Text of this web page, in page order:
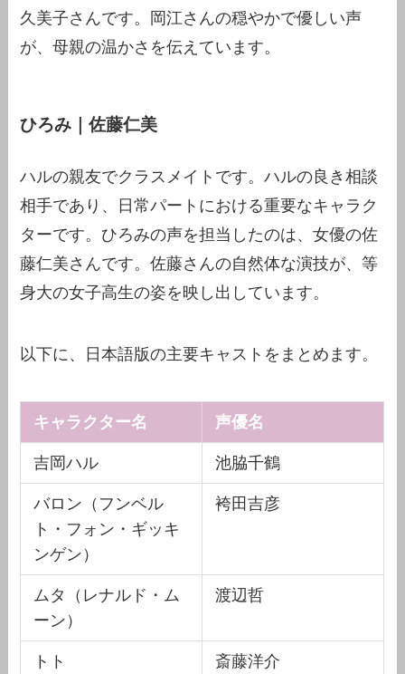
久美子さんです。岡江さんの穏やかで優しい声
が、母親の温かさを伝えています。
ひろみ｜佐藤仁美
ハルの親友でクラスメイトです。ハルの良き相談
相手であり、日常パートにおける重要なキャラク
ターです。ひろみの声を担当したのは、女優の佐
藤仁美さんです。佐藤さんの自然体な演技が、等
身大の女子高生の姿を映し出しています。
以下に、日本語版の主要キャストをまとめます。
キャラクター名 声優名
吉岡ハル 池脇千鶴
バロン（フンベル
ト・フォン・ギッキ
ンゲン）
袴田吉彦
ムタ（レナルド・ム
ーン）
渡辺哲
トト 斎藤洋介